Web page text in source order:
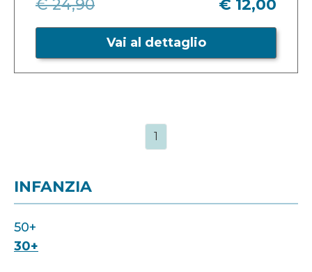
INFANZIA
50+
30+
€ 24,90 € 12,00
Vai al dettaglio
1